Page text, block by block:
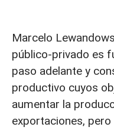
Marcelo
público-privado es
paso adelante y
productivo cuyos
aumentar la
exportaciones,